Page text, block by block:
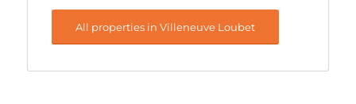
All properties in Villeneuve Loubet